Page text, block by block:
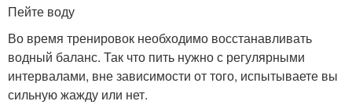
Пейте воду
Во время тренировок необходимо восстанавливать
водный баланс. Так что пить нужно с регулярными
интервалами, вне зависимости от того, испытываете вы
сильную жажду или нет.